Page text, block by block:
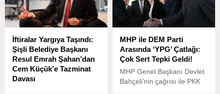
İftiralar Yargıya Taşındı:
Şişli Belediye Başkanı
Resul Emrah Şahan’dan
Cem Küçük’e Tazminat
Davası
MHP ile DEM Parti
Arasında ‘YPG’ Çatlağı:
Çok Sert Tepki Geldi!
MHP Genel Başkanı Devlet
Bahçeli’nin çağrısı ile PKK